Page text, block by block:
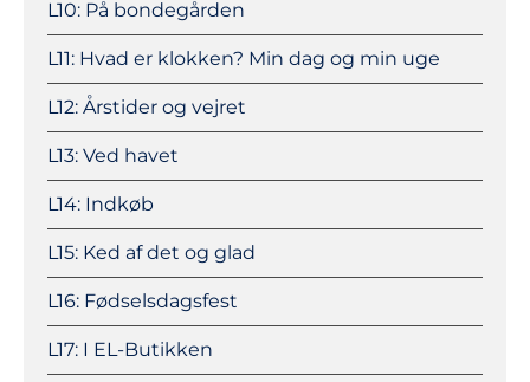
L10: På bondegården
L11: Hvad er klokken? Min dag og min uge
L12: Årstider og vejret
L13: Ved havet
L14: Indkøb
L15: Ked af det og glad
L16: Fødselsdagsfest
L17: I EL-Butikken